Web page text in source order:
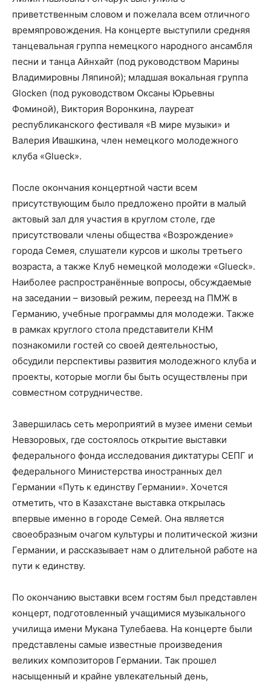
приветственным словом и пожелала всем отличного
времяпровождения. На концерте выступили средняя
танцевальная группа немецкого народного ансамбля
песни и танца Айнхайт (под руководством Марины
Владимировны Ляпиной); младшая вокальная группа
Glocken (под руководством Оксаны Юрьевны
Фоминой), Виктория Воронкина, лауреат
республиканского фестиваля «В мире музыки» и
Валерия Ивашкина, член немецкого молодежного
клуба «Glueck».
После окончания концертной части всем
присутствующим было предложено пройти в малый
актовый зал для участия в круглом столе, где
присутствовали члены общества «Возрождение»
города Семея, слушатели курсов и школы третьего
возраста, а также Клуб немецкой молодежи «Glueck».
Наиболее распространённые вопросы, обсуждаемые
на заседании – визовый режим, переезд на ПМЖ в
Германию, учебные программы для молодежи. Также
в рамках круглого стола представители КНМ
познакомили гостей со своей деятельностью,
обсудили перспективы развития молодежного клуба и
проекты, которые могли бы быть осуществлены при
совместном сотрудничестве.
Завершилась сеть мероприятий в музее имени семьи
Невзоровых, где состоялось открытие выставки
федерального фонда исследования диктатуры СЕПГ и
федерального Министерства иностранных дел
Германии «Путь к единству Германии». Хочется
отметить, что в Казахстане выставка открылась
впервые именно в городе Семей. Она является
своеобразным очагом культуры и политической жизни
Германии, и рассказывает нам о длительной работе на
пути к единству.
По окончанию выставки всем гостям был представлен
концерт, подготовленный учащимися музыкального
училища имени Мукана Тулебаева. На концерте были
представлены самые известные произведения
великих композиторов Германии. Так прошел
насыщенный и крайне увлекательный день,